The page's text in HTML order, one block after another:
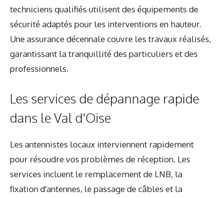
techniciens qualifiés utilisent des équipements de
sécurité adaptés pour les interventions en hauteur.
Une assurance décennale couvre les travaux réalisés,
garantissant la tranquillité des particuliers et des
professionnels.
Les services de dépannage rapide
dans le Val d'Oise
Les antennistes locaux interviennent rapidement
pour résoudre vos problèmes de réception. Les
services incluent le remplacement de LNB, la
fixation d'antennes, le passage de câbles et la